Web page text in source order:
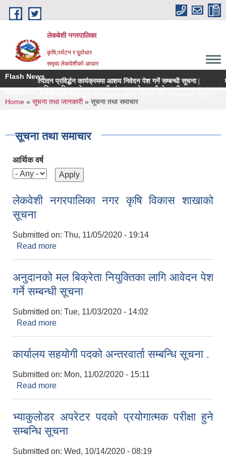
Skip to main content
लेकबेशी नगरपालिका
कृषि,पर्यटन र पू्र्वाधार
समृध्द लेकवेशीको आधार
Flash News
उत्पादन प्रविर्द्धन कार्यक्रममा आशय निवेदन पेश गर्ने सम्बन्धी सूचना |
क्षेत्रधिकार भित्र रहेका सहकारी संस्थाहरुको समयमै लेखापरीक्षण र साधारण सभा
You are here
Home » सूचना तथा जानकारी» सूचना तथा समाचार
सूचना तथा समाचार
आर्थिक वर्ष
लेकवेशी नगरपालिका नगर कृषि विकास शाखाको
सूचना
Submitted on: Thu, 11/05/2020 - 19:14
Read more
अनुदानको मल बिक्रेता नियुक्तिका लागि आवेदन पेश
गर्ने सम्बन्धी सूचना
Submitted on: Tue, 11/03/2020 - 14:02
Read more
कार्यालय सहयोगी पदको अन्तरवार्ता सम्बन्धि सूचना .
Submitted on: Mon, 11/02/2020 - 15:11
Read more
भ्याकुलोडर अपरेटर पदको प्रयोगात्मक परीक्षा हुने
सम्बन्धि सूचना
Submitted on: Wed, 10/14/2020 - 08:19